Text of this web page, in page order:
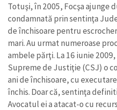
Totuşi, în 2005, Focşa ajunge
condamnată prin sentinţa
de închisoare pentru
mari. Au urmat numeroase
ambele părţi. La 16 iunie
Supreme de Justiţie (CSJ) o
ani de închisoare, cu
închis. Doar că, sentinţa
Avocatul ei a atacat-o cu